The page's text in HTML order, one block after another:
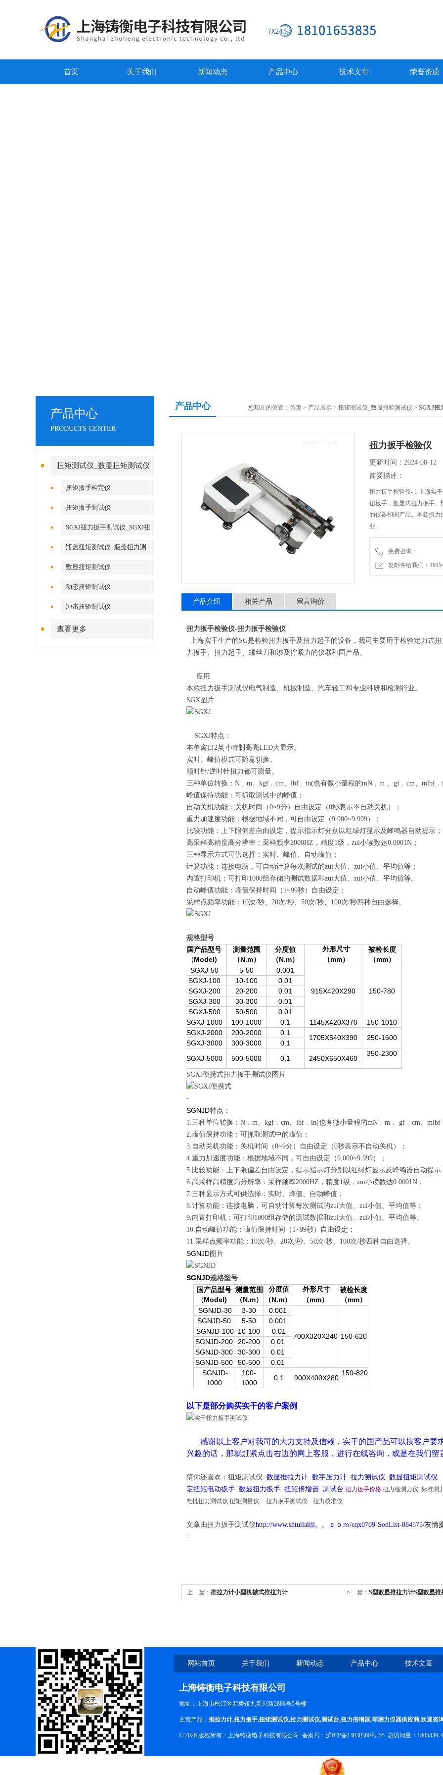
首页 关于我们 新闻动态 产品中心 技术文章 荣誉资质
产品中心
PRODUCTS CENTER
扭矩测试仪_数显扭矩测试仪
扭矩扳手检定仪
扭矩扳手测试仪
SGXJ扭力扳手测试仪_SGXJ扭
力扳手校准仪
瓶盖扭矩测试仪_瓶盖扭力测
试仪
数显扭矩测试仪
动态扭矩测试仪
冲击扭矩测试仪
查看更多
产品中心 您现在的位置： 首页 > 产品展示 > 扭矩测试仪_数显扭矩测试仪 > SGXJ扭
扭力扳手检验仪
更新时间：2024-08-12
简要描述：
扭力扳手检验仪-：上海实
扭板手，数显式扭力扳手
的仪器和国产品。本款扭
业。
免费咨询：
发邮件给我们：
产品介绍 相关产品 留言询价
扭力扳手检验仪-扭力扳手检验仪
上海实干生产的SG是检验扭力扳手及扭力起子的设备，我司主要用于检验定力式
力扳手、扭力起子、螺丝刀和涉及拧紧力的仪器和国产品。
应用
本款扭力扳手测试仪电气制造、机械制造、汽车轻工和专业科研和检测行业。
SGX图片
SGXJ特点：
本单窗口2英寸特制高亮LED大显示。
实时、峰值模式可随意切换。
顺时针/逆时针扭力都可测量。
三种单位转换：N﹒m、kgf﹒cm、lbf﹒in(也有微小量程的mN﹒m 、gf﹒cm、
峰值保持功能：可抓取测试中的峰值；
自动关机功能：关机时间（0~9分）自由设定（0秒表示不自动关机）；
重力加速度功能：根据地域不同，可自由设定（9.000~9.999）；
比较功能：上下限偏差自由设定，提示指示灯分别以红绿灯显示及峰鸣器自动提示；
高采样高精度高分辨率：采样频率2000HZ，精度1级，zui小读数达0.0001N；
三种显示方式可供选择：实时、峰值、自动峰值；
计算功能：连接电脑，可自动计算每次测试的zui大值、zui小值、平均值等；
内置打印机：可打印1000组存储的测试数据和zui大值、zui小值、平均值等。
自动峰值功能：峰值保持时间（1~99秒）自由设定；
采样点频率功能：10次/秒、20次/秒、50次/秒、100次/秒四种自由选择。
规格型号
国产品型号
(Model)
测量范围
（N.m）
分度值
（N.m）
外形尺寸
（mm）
被检长度
（mm）
SGXJ-50 5-50 0.001
915X420X290 150-780
SGXJ-100 10-100
0.01
SGXJ-200
20-200
0.01
SGXJ-300
30-300
0.01
SGXJ-500
50-500
0.01
SGXJ-1000
100-1000 0.1 1145X420X370
150-1010
SGXJ-2000
200-2000 0.1
1705X540X390 250-1600
SGXJ-3000 300-3000
0.1
SGXJ-5000
500-5000 0.1 2450X650X460
350-2300
SGXJ便携式扭力扳手测试仪图片
-
SGNJD特点：
1.三种单位转换：N﹒m、kgf﹒cm、lbf﹒in(也有微小量程的mN﹒m 、gf﹒cm、
2.峰值保持功能：可抓取测试中的峰值；
3.自动关机功能：关机时间（0~9分）自由设定（0秒表示不自动关机）；
4.重力加速度功能：根据地域不同，可自由设定（9.000~9.999）；
5.比较功能：上下限偏差自由设定，提示指示灯分别以红绿灯显示及峰鸣器自动提示
6.高采样高精度高分辨率：采样频率2000HZ，精度1级，zui小读数达0.0001N；
7.三种显示方式可供选择：实时、峰值、自动峰值；
8.计算功能：连接电脑，可自动计算每次测试的zui大值、zui小值、平均值等；
9.内置打印机：可打印1000组存储的测试数据和zui大值、zui小值、平均值等。
10.自动峰值功能：峰值保持时间（1~99秒）自由设定；
11.采样点频率功能：10次/秒、20次/秒、50次/秒、100次/秒四种自由选择。
SGNJD图片
SGNJD规格型号
国产品型号
(Model)
测量范围
（N.m）
分度值
（N.m）
外形尺寸
（mm）
被检长度
（mm）
SGNJD-30 3-30 0.001
700X320X240 150-620
SGNJD-50 5-50
0.001
SGNJD-100 10-100
0.01
SGNJD-200
20-200
0.01
SGNJD-300
30-300
0.01
SGNJD-500
50-500
0.01
SGNJD-
1000
100-
1000
0.1 900X400X280
150-820
以下是部分购买实干的客户案例
感谢以上客户对我司的大力支持及信赖，实干的国产品可以按客户要
兴趣的话，那就赶紧点击右边的网上客服，进行在线咨询，或是在我们留
猜你还喜欢：扭矩测试仪 数显推拉力计 数字压力计 拉力测试仪 数显扭矩测试仪
定扭矩电动扳手 数显扭力扳手 扭矩倍增器 测试台 扭力扳手价格 扭力检测力仪 标准测
电批扭力测试仪 扭矩测量仪
扭力扳手测试仪 扭力校准仪
文章由扭力扳手测试仪http://www.shtuilaliji。。ｃｏｍ/cqx0709-SonList-884575/友情
-
上一篇： 推拉力计小型机械式推拉力计 下一篇： S型数显推拉力计S型数显推
网站首页 关于我们 新闻动态 产品中心 技术文章
上海铸衡电子科技有限公司
地址：上海市松江区新桥镇九新公路2888号5号楼
主营产品： 推拉力计,扭力扳手,扭矩测试仪,拉力测试仪,测试台,扭力倍增器,等测力仪器供应商,欢迎咨
© 2026 版权所有：上海铸衡电子科技有限公司 备案号： 沪ICP备14030360号-55 总访问量：1805439